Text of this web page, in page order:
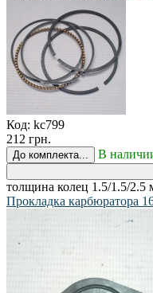
Код: kc799
212 грн.
До комплекта... В
толщина колец 1.5/1.5/2.5
Прокладка карбюратора